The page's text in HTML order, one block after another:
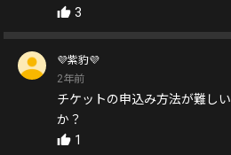
3
💜紫豹💜
2年前
チケットの申込み方法が難し
か？
1